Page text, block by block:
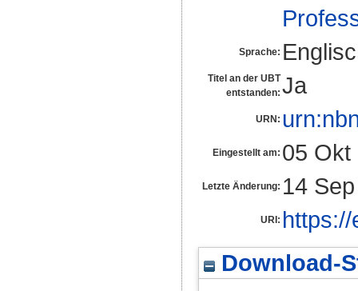
Sprache:
Titel an der UBT
entstanden: Ja
URN:
Eingestellt am: 05 Okt
Letzte Änderung: 14
URI:
Download-